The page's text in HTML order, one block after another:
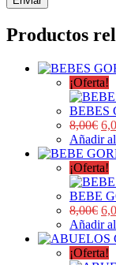
Productos
¡Oferta!
BEBES
8,00€
Añadir
¡Oferta!
BEBE
8,00€
Añadir
¡Oferta!